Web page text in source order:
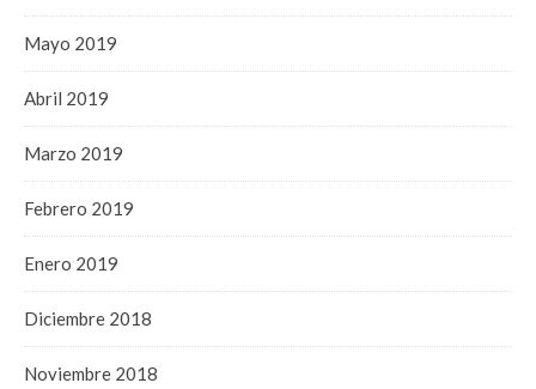
Mayo 2019
Abril 2019
Marzo 2019
Febrero 2019
Enero 2019
Diciembre 2018
Noviembre 2018